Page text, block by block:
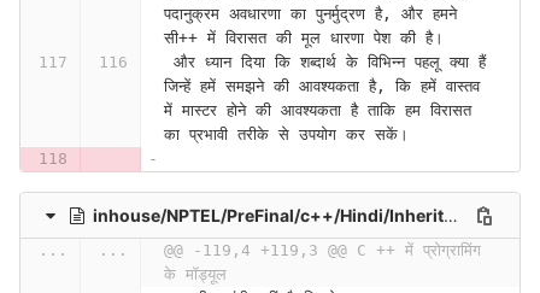
पदानुक्रम अवधारणा का पुनर्मुद्रण है, और हमने
सी++ में विरासत की मूल धारणा पेश की है।
जिन्हें हमें समझने की आवश्यकता है, कि हमें वास्तव
में मास्टर होने की आवश्यकता है ताकि हम विरासत
का प्रभावी तरीके से उपयोग कर सकें।
inhouse/NPTEL/PreFinal/c++/Hindi/InheritancePart II (Lecture 37)-dLpoq_00DjU
... ...
@@ -119,4 +119,3 @@ C ++ में प्रोग्रामिंग
के मॉड्यूल